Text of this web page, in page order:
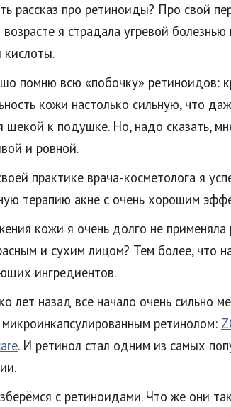
рассказ про ретиноиды? Про свой
я страдала угревой
кислоты.
помню всю «побочку» ретиноидов:
кожи настолько сильную, что
щекой к подушке. Но, надо сказать,
и ровной.
практике врача-косметолога я
терапию акне с очень хорошим
кожи я очень долго не применяла
и сухим лицом? Тем более, что
ингредиентов.
лет назад все начало очень сильно
ретинолом:
. И ретинол стал одним из самых
с ретиноидами. Что же они